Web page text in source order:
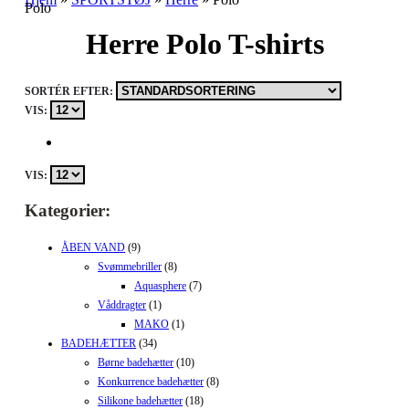
Polo
Herre Polo T-shirts
SORTÉR EFTER:
VIS:
VIS:
Kategorier:
ÅBEN VAND (9)
Svømmebriller (8)
Aquasphere (7)
Våddragter (1)
MAKO (1)
BADEHÆTTER (34)
Børne badehætter (10)
Konkurrence badehætter (8)
Silikone badehætter (18)